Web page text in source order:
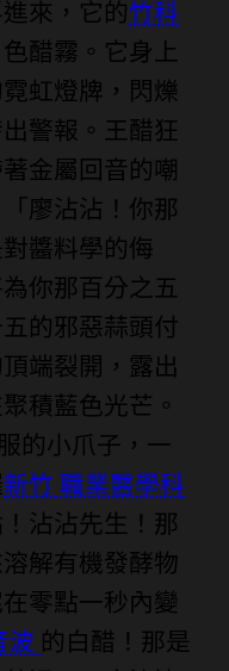
來，它的竹科
醋霧。它身上
虹燈牌，閃爍
警報。王醋狂
金屬回音的嘲
廖沾沾！你那
醬料學的侮
你那百分之五
的邪惡蒜頭付
端裂開，露出
積藍色光芒。
的小爪子，一
新竹 職業醫學科
沾沾先生！那
解有機發酵物
零點一秒內變
波 的白醋！那是